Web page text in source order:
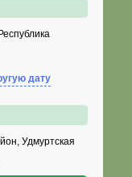
дату
Удмуртская